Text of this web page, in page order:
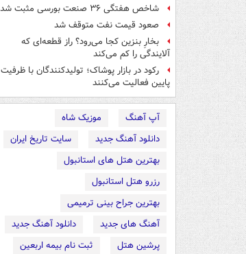
شاخص‌ هفتگی ۳۶ صنعت بورسی مثبت شد
صعود قیمت نفت متوقف شد
بخارِ بنزین کجا می‌رود؟ راز قطعه‌ای که
آلایندگی را کم می‌کند
رکود در بازار پوشاک؛ تولیدکنندگان با ظرفیت
پایین فعالیت می‌کنند
آپ آهنگ
موزیک شاه
دانلود آهنگ جدید
سایت تاریخ ایران
بهترین هتل های استانبول
رزرو هتل استانبول
بهترین جراح بینی ترمیمی
آهنگ های جدید
دانلود آهنگ جدید
پرشین هتل
ثبت نام بیمه اربعین